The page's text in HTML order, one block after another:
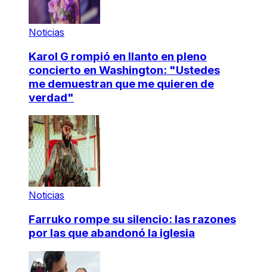
Noticias
Karol G rompió en llanto en pleno
concierto en Washington: "Ustedes
me demuestran que me quieren de
verdad"
Noticias
Farruko rompe su silencio: las razones
por las que abandonó la iglesia